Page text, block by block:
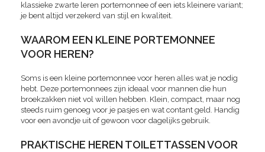
klassieke zwarte leren portemonnee of een iets kleinere variant;
je bent altijd verzekerd van stijl en kwaliteit.
WAAROM EEN KLEINE PORTEMONNEE
VOOR HEREN?
Soms is een kleine portemonnee voor heren alles wat je nodig
hebt. Deze portemonnees zijn ideaal voor mannen die hun
broekzakken niet vol willen hebben. Klein, compact, maar nog
steeds ruim genoeg voor je pasjes en wat contant geld. Handig
voor een avondje uit of gewoon voor dagelijks gebruik.
PRAKTISCHE HEREN TOILETTASSEN VOOR